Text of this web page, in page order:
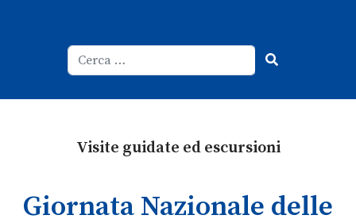
Visite guidate ed escursioni
Giornata Nazionale delle